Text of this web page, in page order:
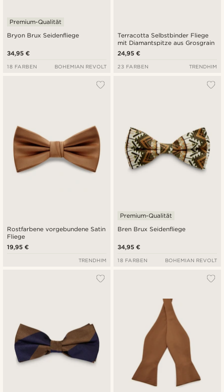
Bryon Brux Seidenfliege
Premium-Qualität
34,95 €
18 FARBEN BOHEMIAN REVOLT
Terracotta Selbstbinder Fliege
mit Diamantspitze aus Grosgrain
24,95 €
23 FARBEN TRENDHIM
Rostfarbene vorgebundene Satin
Fliege
19,95 €
TRENDHIM
Bren Brux Seidenfliege
Premium-Qualität
34,95 €
18 FARBEN BOHEMIAN REVOLT